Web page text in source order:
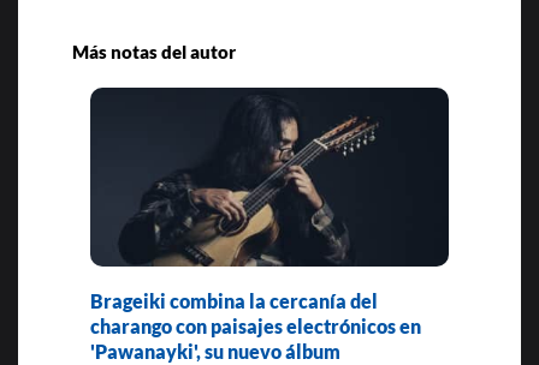
Más notas del autor
Brageiki combina la cercanía del
charango con paisajes electrónicos en
'Pawanayki', su nuevo álbum